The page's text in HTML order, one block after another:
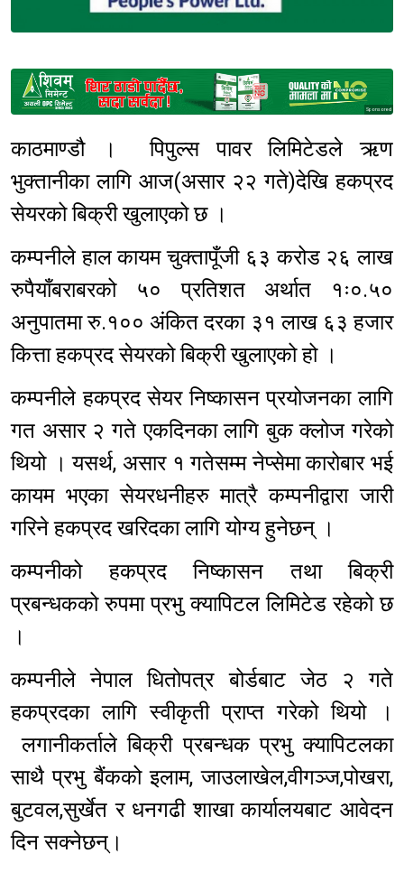
Sponsored
काठमाण्डौ । पिपुल्स पावर लिमिटेडले ऋण
भुक्तानीका लागि आज(असार २२ गते)देखि हकप्रद
सेयरको बिक्री खुलाएको छ ।
कम्पनीले हाल कायम चुक्तापूँजी ६३ करोड २६ लाख
रुपैयाँबराबरको ५० प्रतिशत अर्थात १ः०.५०
अनुपातमा रु.१०० अंकित दरका ३१ लाख ६३ हजार
कित्ता हकप्रद सेयरको बिक्री खुलाएको हो ।
कम्पनीले हकप्रद सेयर निष्कासन प्रयोजनका लागि
गत असार २ गते एकदिनका लागि बुक क्लोज गरेको
थियो । यसर्थ, असार १ गतेसम्म नेप्सेमा कारोबार भई
कायम भएका सेयरधनीहरु मात्रै कम्पनीद्वारा जारी
गरिने हकप्रद खरिदका लागि योग्य हुनेछन् ।
कम्पनीको हकप्रद निष्कासन तथा बिक्री
प्रबन्धकको रुपमा प्रभु क्यापिटल लिमिटेड रहेको छ
।
कम्पनीले नेपाल धितोपत्र बोर्डबाट जेठ २ गते
हकप्रदका लागि स्वीकृती प्राप्त गरेको थियो ।
लगानीकर्ताले बिक्री प्रबन्धक प्रभु क्यापिटलका
साथै प्रभु बैंकको इलाम, जाउलाखेल,वीगञ्ज,पोखरा,
बुटवल,सुर्खेत र धनगढी शाखा कार्यालयबाट आवेदन
दिन सक्नेछन्।